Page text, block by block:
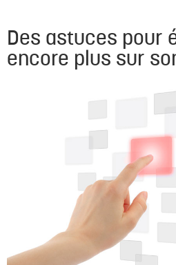
Des astuces pour
encore plus sur